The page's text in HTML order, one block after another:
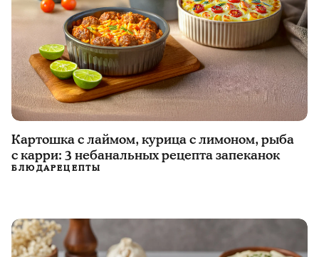
Картошка с лаймом, курица с лимоном, рыба
с карри: 3 небанальных рецепта запеканок
БЛЮДАРЕЦЕПТЫ